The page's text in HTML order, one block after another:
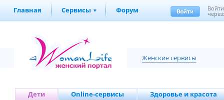
Главная Сервисы Форум Войти
Женские сервисы
Дети Online-сервисы Здоровье и красота